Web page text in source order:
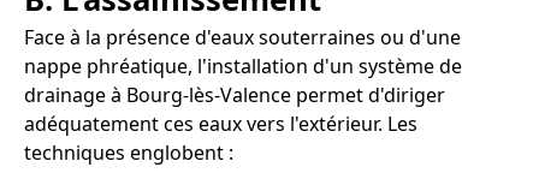
Face à la présence d'eaux souterraines ou d'une
nappe phréatique, l'installation d'un système de
drainage à Bourg-lès-Valence permet d'diriger
adéquatement ces eaux vers l'extérieur. Les
techniques englobent :